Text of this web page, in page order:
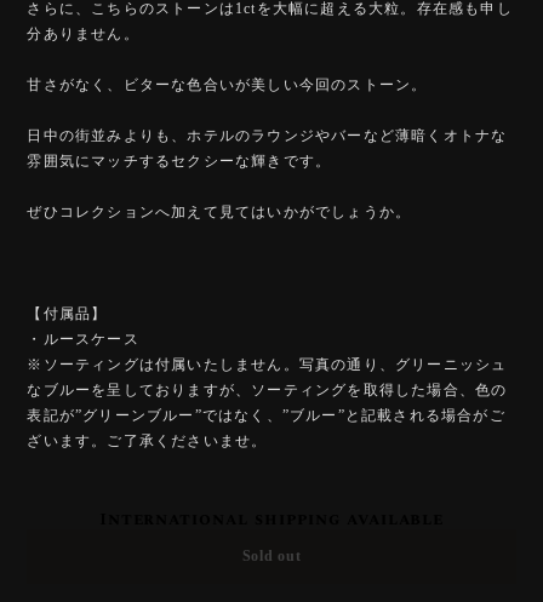
さらに、こちらのストーンは1ctを大幅に超える大粒。存在感も申し
分ありません。
甘さがなく、ビターな色合いが美しい今回のストーン。
日中の街並みよりも、ホテルのラウンジやバーなど薄暗くオトナな
雰囲気にマッチするセクシーな輝きです。
ぜひコレクションへ加えて見てはいかがでしょうか。
【付属品】
・ルースケース
※ソーティングは付属いたしません。写真の通り、グリーニッシュ
なブルーを呈しておりますが、ソーティングを取得した場合、色の
表記が”グリーンブルー”ではなく、”ブルー”と記載される場合がご
ざいます。ご了承くださいませ。
Sold out